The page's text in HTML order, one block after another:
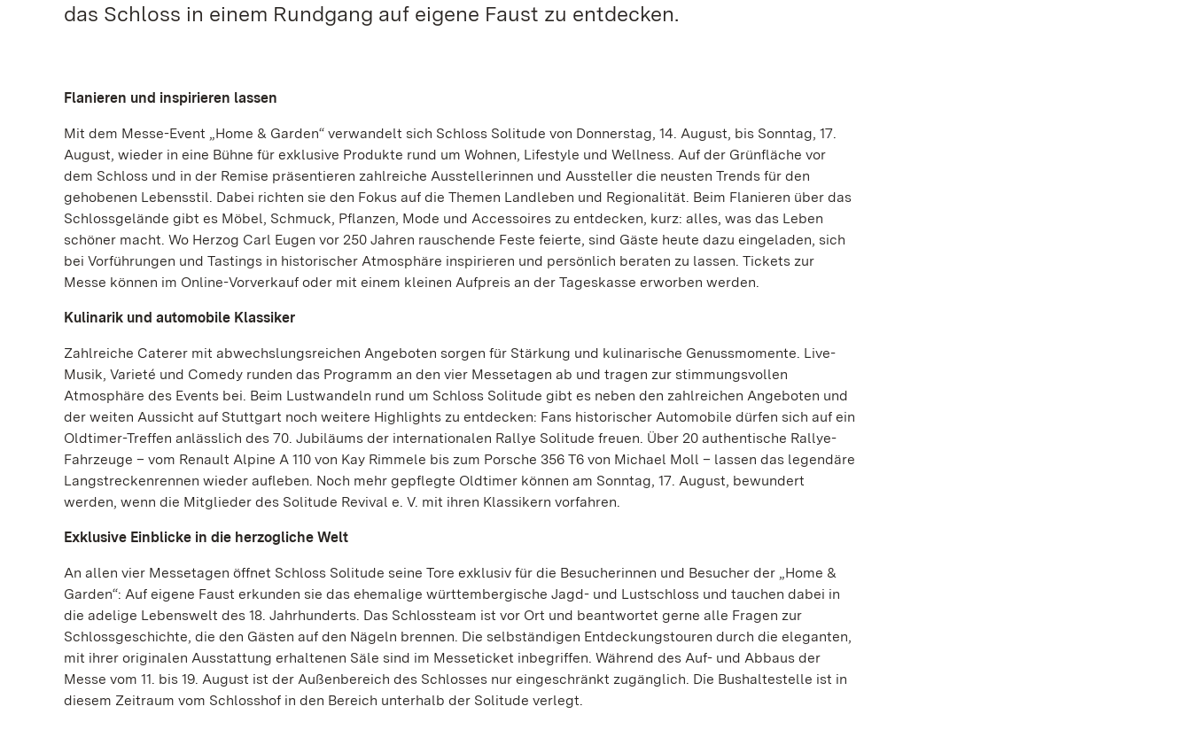
das Schloss in einem Rundgang auf eigene Faust zu entdecken.
Flanieren und inspirieren lassen
Mit dem Messe-Event „Home & Garden“ verwandelt sich Schloss Solitude von Donnerstag, 14. August, bis Sonntag, 17.
August, wieder in eine Bühne für exklusive Produkte rund um Wohnen, Lifestyle und Wellness. Auf der Grünfläche vor
dem Schloss und in der Remise präsentieren zahlreiche Ausstellerinnen und Aussteller die neusten Trends für den
gehobenen Lebensstil. Dabei richten sie den Fokus auf die Themen Landleben und Regionalität. Beim Flanieren über das
Schlossgelände gibt es Möbel, Schmuck, Pflanzen, Mode und Accessoires zu entdecken, kurz: alles, was das Leben
schöner macht. Wo Herzog Carl Eugen vor 250 Jahren rauschende Feste feierte, sind Gäste heute dazu eingeladen, sich
bei Vorführungen und Tastings in historischer Atmosphäre inspirieren und persönlich beraten zu lassen. Tickets zur
Messe können im Online-Vorverkauf oder mit einem kleinen Aufpreis an der Tageskasse erworben werden.
Kulinarik und automobile Klassiker
Zahlreiche Caterer mit abwechslungsreichen Angeboten sorgen für Stärkung und kulinarische Genussmomente. Live-
Musik, Varieté und Comedy runden das Programm an den vier Messetagen ab und tragen zur stimmungsvollen
Atmosphäre des Events bei. Beim Lustwandeln rund um Schloss Solitude gibt es neben den zahlreichen Angeboten und
der weiten Aussicht auf Stuttgart noch weitere Highlights zu entdecken: Fans historischer Automobile dürfen sich auf ein
Oldtimer-Treffen anlässlich des 70. Jubiläums der internationalen Rallye Solitude freuen. Über 20 authentische Rallye-
Fahrzeuge – vom Renault Alpine A 110 von Kay Rimmele bis zum Porsche 356 T6 von Michael Moll – lassen das legendäre
Langstreckenrennen wieder aufleben. Noch mehr gepflegte Oldtimer können am Sonntag, 17. August, bewundert
werden, wenn die Mitglieder des Solitude Revival e. V. mit ihren Klassikern vorfahren.
Exklusive Einblicke in die herzogliche Welt
An allen vier Messetagen öffnet Schloss Solitude seine Tore exklusiv für die Besucherinnen und Besucher der „Home &
Garden“: Auf eigene Faust erkunden sie das ehemalige württembergische Jagd- und Lustschloss und tauchen dabei in
die adelige Lebenswelt des 18. Jahrhunderts. Das Schlossteam ist vor Ort und beantwortet gerne alle Fragen zur
Schlossgeschichte, die den Gästen auf den Nägeln brennen. Die selbständigen Entdeckungstouren durch die eleganten,
mit ihrer originalen Ausstattung erhaltenen Säle sind im Messeticket inbegriffen. Während des Auf- und Abbaus der
Messe vom 11. bis 19. August ist der Außenbereich des Schlosses nur eingeschränkt zugänglich. Die Bushaltestelle ist in
diesem Zeitraum vom Schlosshof in den Bereich unterhalb der Solitude verlegt.